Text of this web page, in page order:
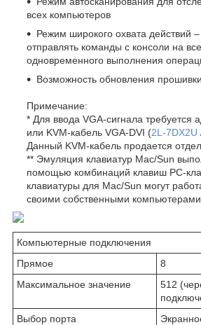
всех компьютеров
Режим широкого охвата действий
отправлять команды с консоли на
одновременного выполнения
Возможность обновления прошивки
Примечание:
* Для ввода VGA-сигнала требуется
или KVM-кабель VGA-DVI (2L-7DX2U
Данный KVM-кабель продается
** Эмуляция клавиатур Mac/Sun
помощью комбинаций клавиш PC-
клавиатуры для Mac/Sun могут
своими собственными компьютерами
Компьютерные подключения
Прямое
8
Максимальное значение
512
Выбор порта